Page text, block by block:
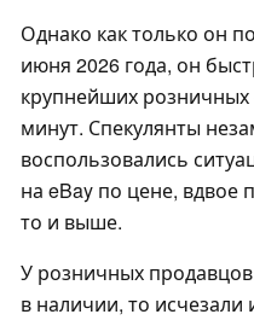
Однако как только он
июня 2026 года, он
крупнейших розничных
минут. Спекулянты
воспользовались
на eBay по цене,
то и выше.
У розничных
в наличии, то исчезали